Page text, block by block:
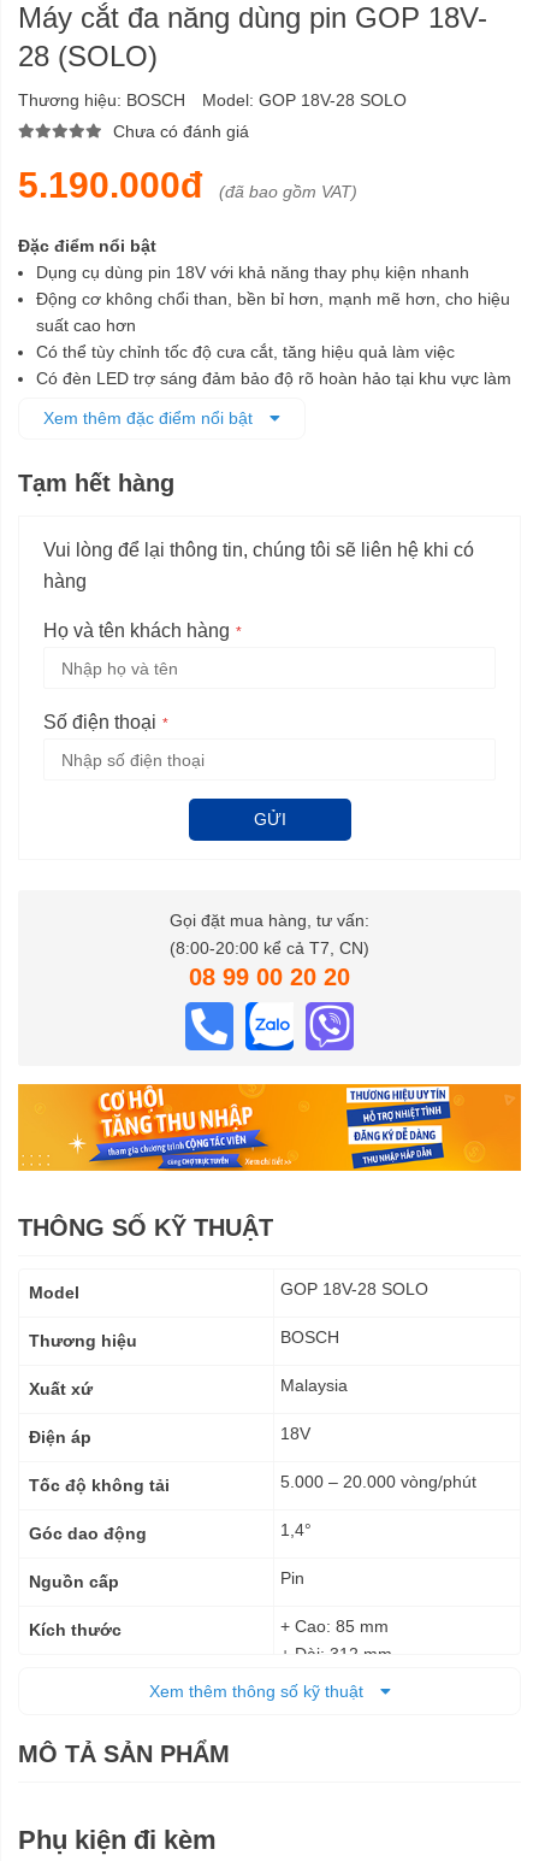
Máy cắt đa năng dùng pin GOP 18V-
28 (SOLO)
Thương hiệu: BOSCH Model: GOP 18V-28 SOLO
Chưa có đánh giá
5.190.000đ (đã bao gồm VAT)
Đặc điểm nổi bật
Dụng cụ dùng pin 18V với khả năng thay phụ kiện nhanh
Động cơ không chổi than, bền bỉ hơn, mạnh mẽ hơn, cho hiệu
suất cao hơn
Có thể tùy chỉnh tốc độ cưa cắt, tăng hiệu quả làm việc
Có đèn LED trợ sáng đảm bảo độ rõ hoàn hảo tại khu vực làm
Chức năng Snap-in để thay phụ kiện không cần dụng cụ trong
Máy được trang bị lưỡi cưa chìm công nghệ cong chuyên dụng
Xem thêm đặc điểm nổi bật
Tạm hết hàng
Vui lòng để lại thông tin, chúng tôi sẽ liên hệ khi có
hàng
Họ và tên khách hàng
Số điện thoại
GỬI
Gọi đặt mua hàng, tư vấn:
(8:00-20:00 kể cả T7, CN)
08 99 00 20 20
THÔNG SỐ KỸ THUẬT
kỹ
Model GOP 18V-28 SOLO
Thương hiệu BOSCH
Xuất xứ Malaysia
Điện áp 18V
Tốc độ không tải 5.000 – 20.000 vòng/phút
Góc dao động 1,4°
Nguồn cấp Pin
Kích thước
+ Cao: 85 mm
+ Dài: 312 mm
Trọng lượng tịnh 1,6 kg
Bảo hành
Xem thêm thông số kỹ thuật
MÔ TẢ SẢN PHẨM
Phụ kiện đi kèm